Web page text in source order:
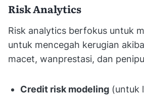
Risk Analytics
Risk analytics berfokus untuk
untuk mencegah kerugian
macet, wanprestasi, dan
Credit risk modeling (untuk